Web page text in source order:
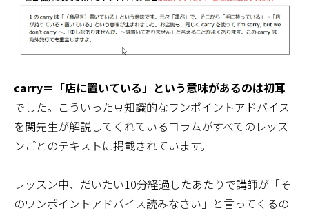
carry＝「店に置いている」という意味があるのは初耳
でした。こういった豆知識的なワンポイントアドバイス
を関先生が解説してくれているコラムがすべてのレッス
ンごとのテキストに掲載されています。
レッスン中、だいたい10分経過したあたりで講師が「そ
のワンポイントアドバイス読みなさい」と言ってくるの